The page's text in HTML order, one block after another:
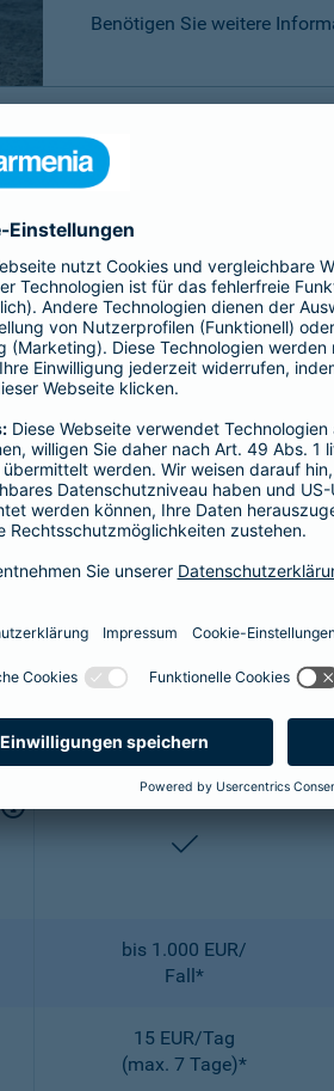
Benötigen Sie weitere
Versicherung im
Tarifen für Ihr Pferd
Leistungsverhältnis.
Basis
Alle
bis 2.500 EUR/
OP
enthalten
2-fach
enthalten
bis 1.000 EUR/
Fall*
15 EUR/Tag
(max. 7 Tage)*